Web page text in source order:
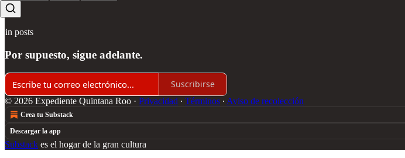
Sin posts
Por supuesto, sigue adelante.
Suscribirse
© 2026 Expediente Quintana Roo · Privacidad ∙ Términos ∙ Aviso de recolección
Crea tu Substack
Descargar la app
Substack es el hogar de la gran cultura